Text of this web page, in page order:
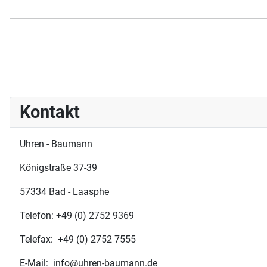
Kontakt
Uhren - Baumann
Königstraße 37-39
57334 Bad - Laasphe
Telefon: +49 (0) 2752 9369
Telefax: +49 (0) 2752 7555
E-Mail: info@uhren-baumann.de